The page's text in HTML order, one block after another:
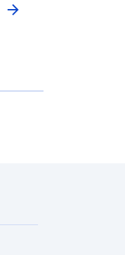
arrow_forward